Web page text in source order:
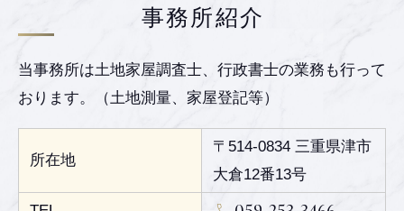
事務所紹介
当事務所は土地家屋調査士、行政書士の業務も行って
おります。（土地測量、家屋登記等）
所在地
〒514-0834 三重県津市
大倉12番13号